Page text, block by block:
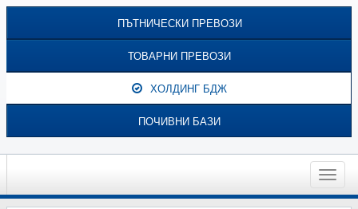
ПЪТНИЧЕСКИ ПРЕВОЗИ
ТОВАРНИ ПРЕВОЗИ
ХОЛДИНГ БДЖ
ПОЧИВНИ БАЗИ
Toggle